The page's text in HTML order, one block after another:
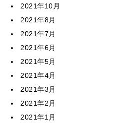
2021年10月
2021年8月
2021年7月
2021年6月
2021年5月
2021年4月
2021年3月
2021年2月
2021年1月